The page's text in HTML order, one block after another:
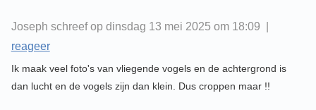
Joseph schreef op dinsdag 13 mei 2025 om 18:09 |
reageer
Ik maak veel foto's van vliegende vogels en de achtergrond is
dan lucht en de vogels zijn dan klein. Dus croppen maar !!